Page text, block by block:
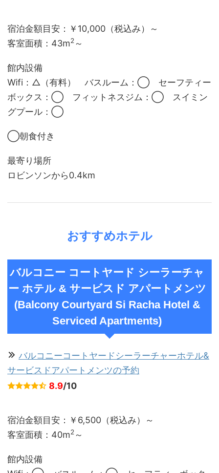
宿泊金額目安：￥10,000（税込み）～
客室面積： 43m2～
館内設備
Wifi：△（有料） バスルーム：◯ セーフティー
ボックス：◯ フィットネスジム：◯ スイミン
グプール：◯
◯朝食付き
最寄り場所
ロビンソンから0.4km
おすすめホテル
バルコニー コートヤード シーラーチャ
ー ホテル & サービスド アパートメンツ
(Balcony Courtyard Si Racha Hotel &
Serviced Apartments)
バルコニーコートヤードシーラーチャーホテル&
サービスドアパートメンツの予約
8.9/10
宿泊金額目安：￥6,500（税込み）～
客室面積： 40m2～
館内設備